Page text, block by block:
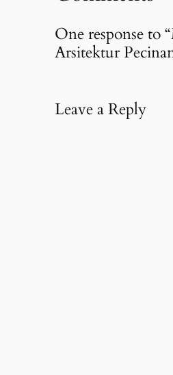
One response to
Arsitektur
Leave a Reply